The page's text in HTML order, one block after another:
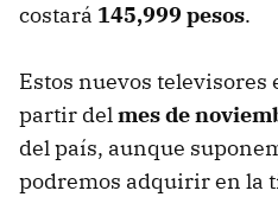
costará 145,999 pesos.
Estos nuevos
partir delmes de
del país, aunque
podremos adquirir en la